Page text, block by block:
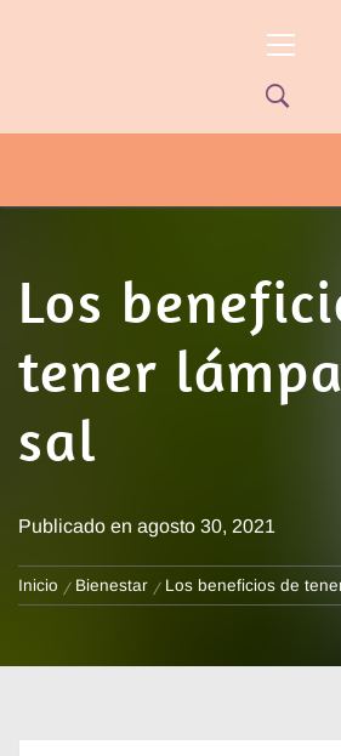
ONCE PARANÁ
Los
tener
sal
Publicado en agosto 30, 2021
Inicio Bienestar Los beneficios de